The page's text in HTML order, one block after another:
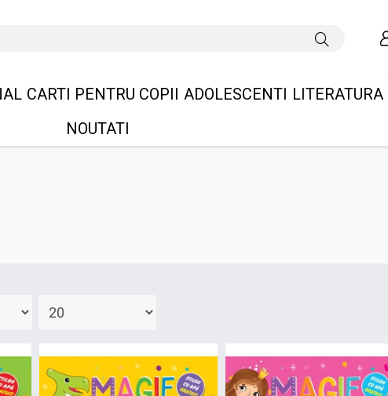
CARTI PENTRU COPII ADOLESCENTI LITERATURA
NOUTATI